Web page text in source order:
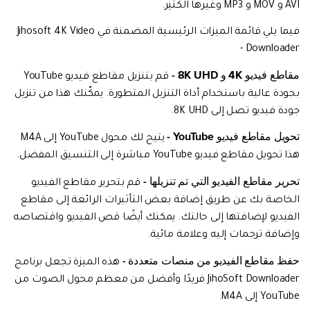
AVI و MOV و MP3 وغيرها الكثير.
فيما يلي قائمة الميزات الرئيسية المضمنة في Jihosoft 4K Video
Downloader -
مقاطع فيديو 4K و 8K UHD -
قم بتنزيل مقاطع فيديو YouTube
بجودة عالية باستخدام أداة التنزيل المتطورة. يمكّنك هذا من تنزيل
جودة فيديو تصل إلى 8K UHD.
تحويل مقاطع فيديو YouTube -
يتيح لك محول YouTube إلى M4A
هذا تحويل مقاطع فيديو YouTube مباشرة إلى التنسيق المفضل.
تحرير مقاطع الفيديو التي تم تنزيلها - قم بتحرير مقاطع الفيديو
الخاصة بك عن طريق إضافة بعض التأثيرات الرائعة إلى مقاطع
الفيديو لإضافتها إلى حالتك. يمكنك أيضًا قص الفيديو واقتصاصه
وإضافة ترجمات إليه وعلامة مائية.
حفظ مقاطع الفيديو من منصات متعددة - هذه الميزة تجعل برنامج
JihoSoft Downloader فريدًا وأفضل من معظم محول الصوت من
YouTube إلى M4A.